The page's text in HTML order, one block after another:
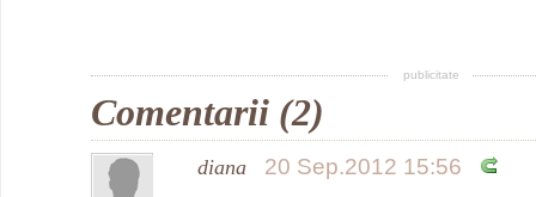
publicitate
Comentarii (2)
diana 20 Sep.2012 15:56